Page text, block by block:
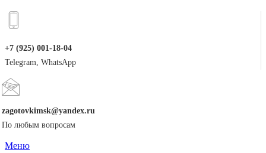
+7 (925) 001-18-04
Telegram, WhatsApp
zagotovkimsk@yandex.ru
По любым вопросам
Меню